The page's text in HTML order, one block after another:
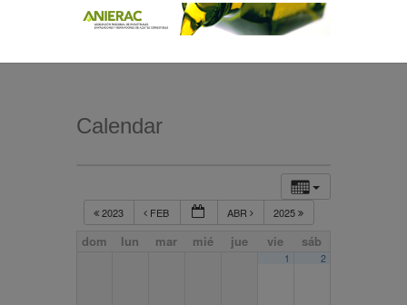
Calendar
2023 FEB ABR 2025
dom lun mar mié jue vie sáb
1 2